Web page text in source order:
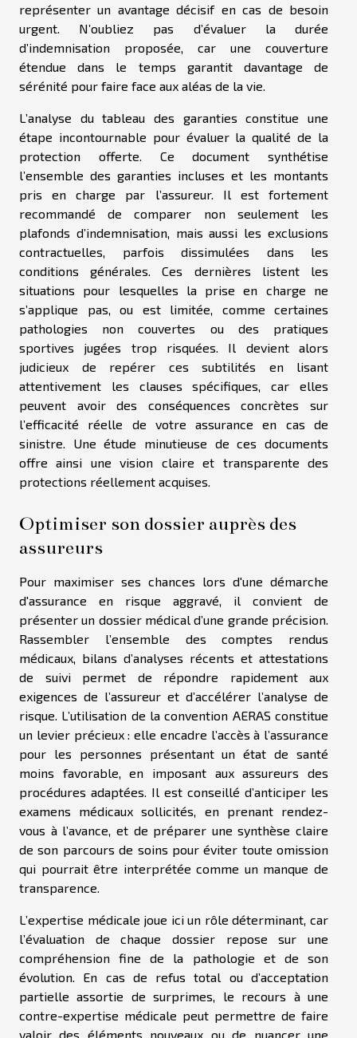
représenter un avantage décisif en cas de besoin
urgent. N’oubliez pas d’évaluer la durée
d’indemnisation proposée, car une couverture
étendue dans le temps garantit davantage de
sérénité pour faire face aux aléas de la vie.
L’analyse du tableau des garanties constitue une
étape incontournable pour évaluer la qualité de la
protection offerte. Ce document synthétise
l’ensemble des garanties incluses et les montants
pris en charge par l’assureur. Il est fortement
recommandé de comparer non seulement les
plafonds d’indemnisation, mais aussi les exclusions
contractuelles, parfois dissimulées dans les
conditions générales. Ces dernières listent les
situations pour lesquelles la prise en charge ne
s’applique pas, ou est limitée, comme certaines
pathologies non couvertes ou des pratiques
sportives jugées trop risquées. Il devient alors
judicieux de repérer ces subtilités en lisant
attentivement les clauses spécifiques, car elles
peuvent avoir des conséquences concrètes sur
l’efficacité réelle de votre assurance en cas de
sinistre. Une étude minutieuse de ces documents
offre ainsi une vision claire et transparente des
protections réellement acquises.
Optimiser son dossier auprès des
assureurs
Pour maximiser ses chances lors d'une démarche
d'assurance en risque aggravé, il convient de
présenter un dossier médical d’une grande précision.
Rassembler l’ensemble des comptes rendus
médicaux, bilans d’analyses récents et attestations
de suivi permet de répondre rapidement aux
exigences de l’assureur et d’accélérer l’analyse de
risque. L’utilisation de la convention AERAS constitue
un levier précieux : elle encadre l’accès à l’assurance
pour les personnes présentant un état de santé
moins favorable, en imposant aux assureurs des
procédures adaptées. Il est conseillé d’anticiper les
examens médicaux sollicités, en prenant rendez-
vous à l’avance, et de préparer une synthèse claire
de son parcours de soins pour éviter toute omission
qui pourrait être interprétée comme un manque de
transparence.
L’expertise médicale joue ici un rôle déterminant, car
l’évaluation de chaque dossier repose sur une
compréhension fine de la pathologie et de son
évolution. En cas de refus total ou d’acceptation
partielle assortie de surprimes, le recours à une
contre-expertise médicale peut permettre de faire
valoir des éléments nouveaux ou de nuancer une